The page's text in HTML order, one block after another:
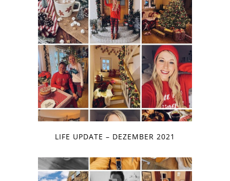
LIFE UPDATE – DEZEMBER 2021